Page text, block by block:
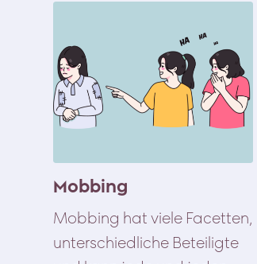
Mobbing
Mobbing hat viele Facetten,
unterschiedliche Beteiligte